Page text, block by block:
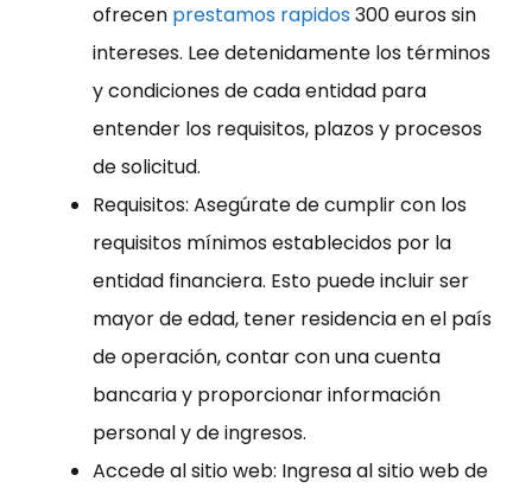
ofrecen prestamos rapidos 300 euros sin
intereses. Lee detenidamente los términos
y condiciones de cada entidad para
entender los requisitos, plazos y procesos
de solicitud.
Requisitos: Asegúrate de cumplir con los
requisitos mínimos establecidos por la
entidad financiera. Esto puede incluir ser
mayor de edad, tener residencia en el país
de operación, contar con una cuenta
bancaria y proporcionar información
personal y de ingresos.
Accede al sitio web: Ingresa al sitio web de